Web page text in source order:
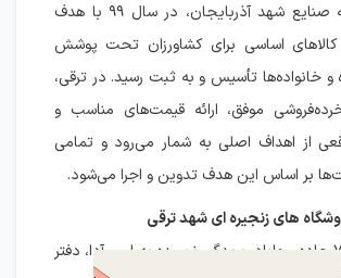
هلدینگ توسعه صنایع شهد آذربایجان، در سال ۹۹ با هدف
اساسی برای کشاورزان تحت پوشش
خانواده‌ها تأسیس و به ثبت رسید. در ترقی،
موفق، ارائه قیمت‌های مناسب و
از اهداف اصلی به شمار می‌رود و تمامی
بر اساس این هدف تدوین و اجرا می‌شود.
های زنجیره ای شهد ترقی
ارومیه، کیلومتر۷ جاده مهاباد، بریدگی نرسیده به اروم آدا، دفتر